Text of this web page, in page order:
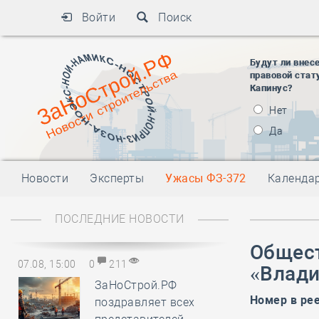
Войти Поиск
Будут ли
правовой
Капинус?
Нет
Да
Новости Эксперты Ужасы ФЗ-372
ПОСЛЕДНИЕ НОВОСТИ
07.08, 15:00 0 211
ЗаНоСтрой.РФ
поздравляет всех
Номер в